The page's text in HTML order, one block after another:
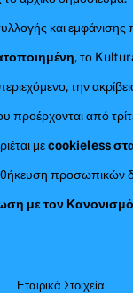
και εμφάνισης
, το
την
προέρχονται από
μεcookieless
προσωπικών
με τον
Εταιρικά Στοιχεία